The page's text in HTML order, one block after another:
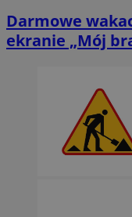
Darmowe
ekranie „Mój